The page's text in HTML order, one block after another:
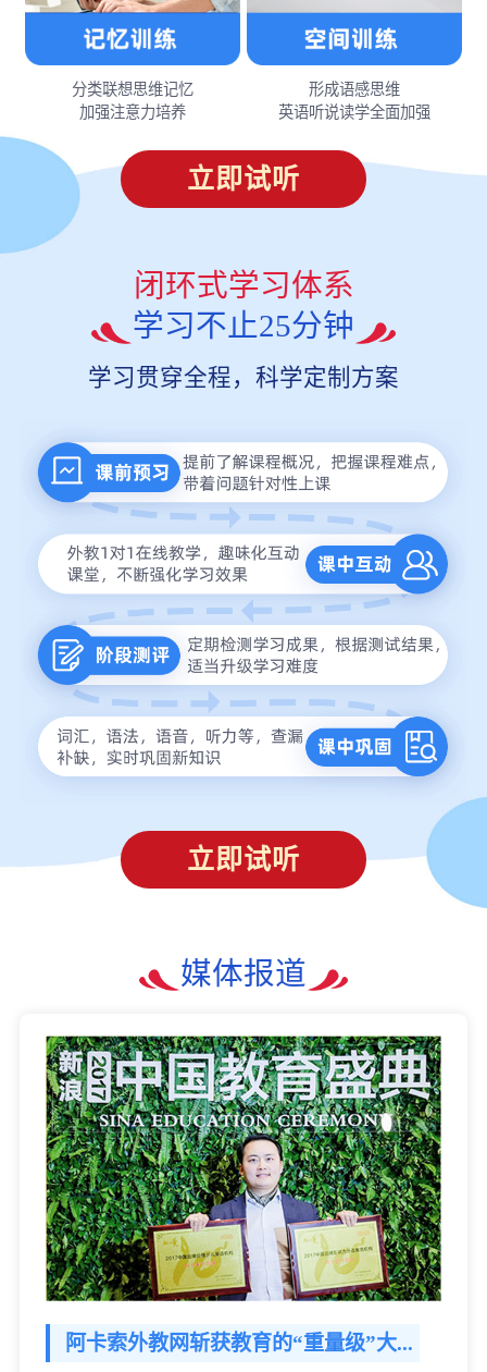
分类联想思维记忆
加强注意力培养
形成语感思维
英语听说读学全面加强
立即试听
闭环式学习体系
学习不止25分钟
学习贯穿全程，科学定制方案
立即试听
媒体报道
阿卡索外教网斩获教育的“重量级”大...